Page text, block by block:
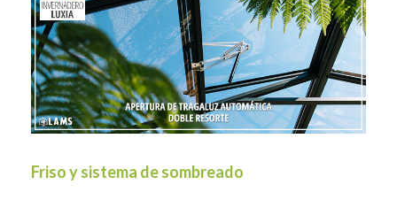
Friso y sistema de sombreado